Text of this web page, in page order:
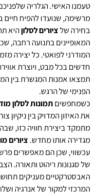
טעמנו האישי. הגלריה
מרשימה, שנועדו להפיח חיים
בחירה שלציורים לסלוןהיא
המאופיינים בתנועה רחבה,
המודרני לפואטי. כל יצירה
חדשים בכל מבט, ויוצרת
תמצאו אמנות המגשרת בין
הפנימי של הרגש.
כשמחפשים תמונות לסלון
את האיזון המדויק בין ניקיון
מתמקד ביצירת חוויה כזו,
מגדירה אותו מחדש. ציורים
עכשווי, שכן הם מאפשרים
של סגנונות ריהוט ותאורה.
האבסטרקטיים מעניקים
המרכזי למקור של אנרגיה